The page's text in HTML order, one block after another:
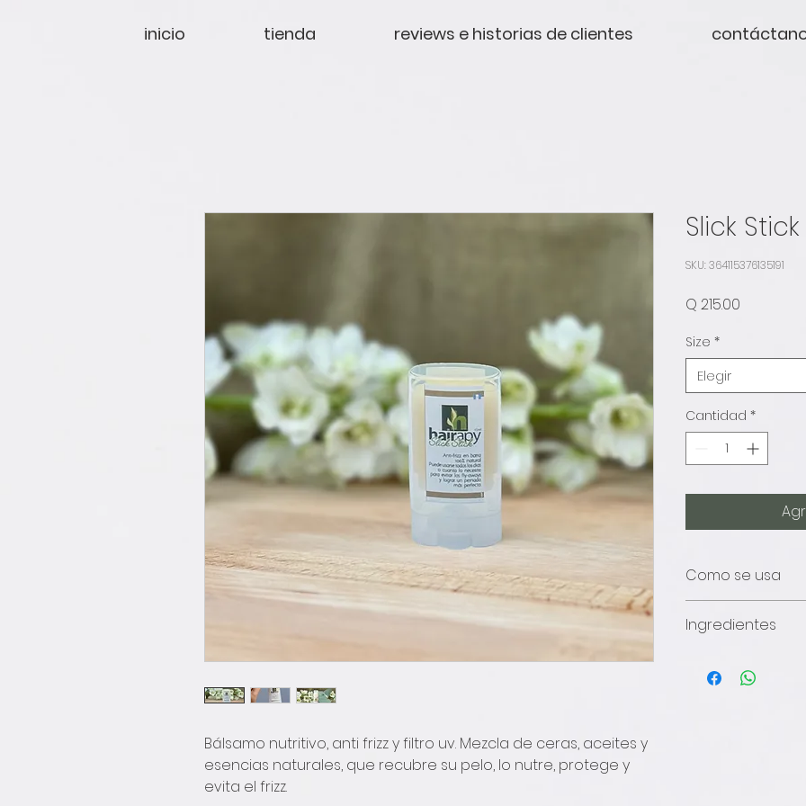
inicio tienda reviews e historias de clientes
Bálsamo nutritivo, anti frizz y filtro uv. Mezcla de ceras, aceites y
esencias naturales, que recubre su pelo, lo nutre, protege y
evita el frizz.
Slick Stick
SKU: 364115376135191
Q 215.00
Size *
Elegir
Cantidad *
Como se usa
stick por su pelo
Ingredientes
manteca de